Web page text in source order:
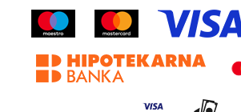
Kontakt
Prodavnice
Uputstvo za registraciju
Reklamacije
Povrat robe i povrat sredstava
Status porudžbine